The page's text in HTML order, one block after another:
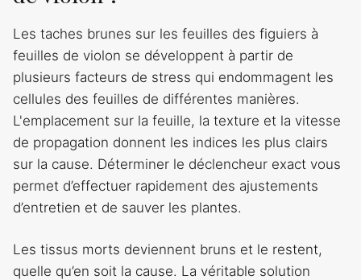
Les taches brunes sur les feuilles des figuiers à
feuilles de violon se développent à partir de
plusieurs facteurs de stress qui endommagent les
cellules des feuilles de différentes manières.
L'emplacement sur la feuille, la texture et la vitesse
de propagation donnent les indices les plus clairs
sur la cause. Déterminer le déclencheur exact vous
permet d’effectuer rapidement des ajustements
d’entretien et de sauver les plantes.
Les tissus morts deviennent bruns et le restent,
quelle qu’en soit la cause. La véritable solution